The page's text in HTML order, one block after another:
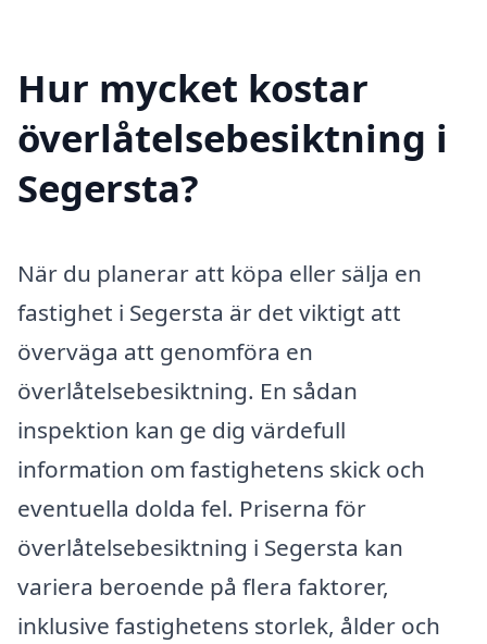
Hur mycket kostar
överlåtelsebesiktning i
Segersta?
När du planerar att köpa eller sälja en
fastighet i Segersta är det viktigt att
överväga att genomföra en
överlåtelsebesiktning. En sådan
inspektion kan ge dig värdefull
information om fastighetens skick och
eventuella dolda fel. Priserna för
överlåtelsebesiktning i Segersta kan
variera beroende på flera faktorer,
inklusive fastighetens storlek, ålder och